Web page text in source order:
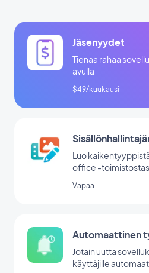
Jäsenyydet
Tienaa rahaa
avulla
$49/kuukausi
Luo
office -
Vapaa
Automaattinen
Jotain uutta
käyttäjille